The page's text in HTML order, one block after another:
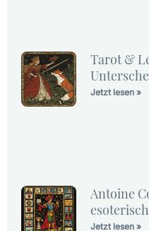
Tarot &
Jetzt lesen »
Antoine
Jetzt lesen »